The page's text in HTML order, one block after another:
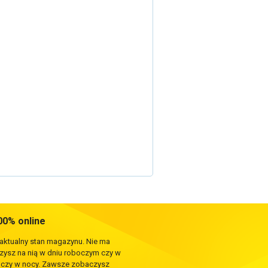
online
stan magazynu. Nie ma
na nią w dniu roboczym czy w
w nocy. Zawsze zobaczysz